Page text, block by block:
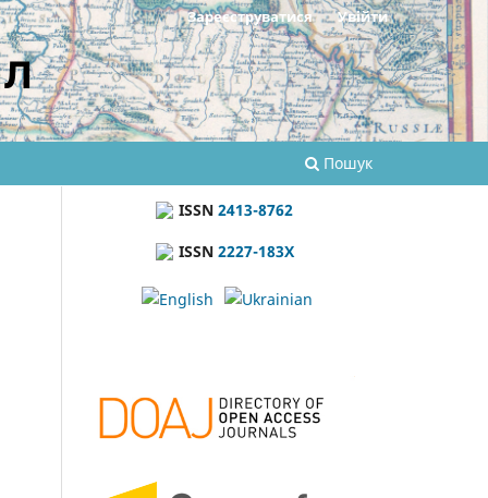
Пошук
Зареєструватися Увійти
ISSN 2413-8762
ISSN 2227-183X